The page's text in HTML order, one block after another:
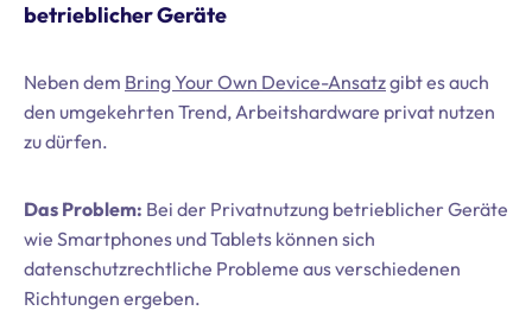
betrieblicher Geräte
Neben dem Bring Your Own Device-Ansatzgibt es auch
den umgekehrten Trend, Arbeitshardware privat nutzen
zu dürfen.
Das Problem: Bei der Privatnutzung betrieblicher Geräte
wie Smartphones und Tablets können sich
datenschutzrechtliche Probleme aus verschiedenen
Richtungen ergeben.